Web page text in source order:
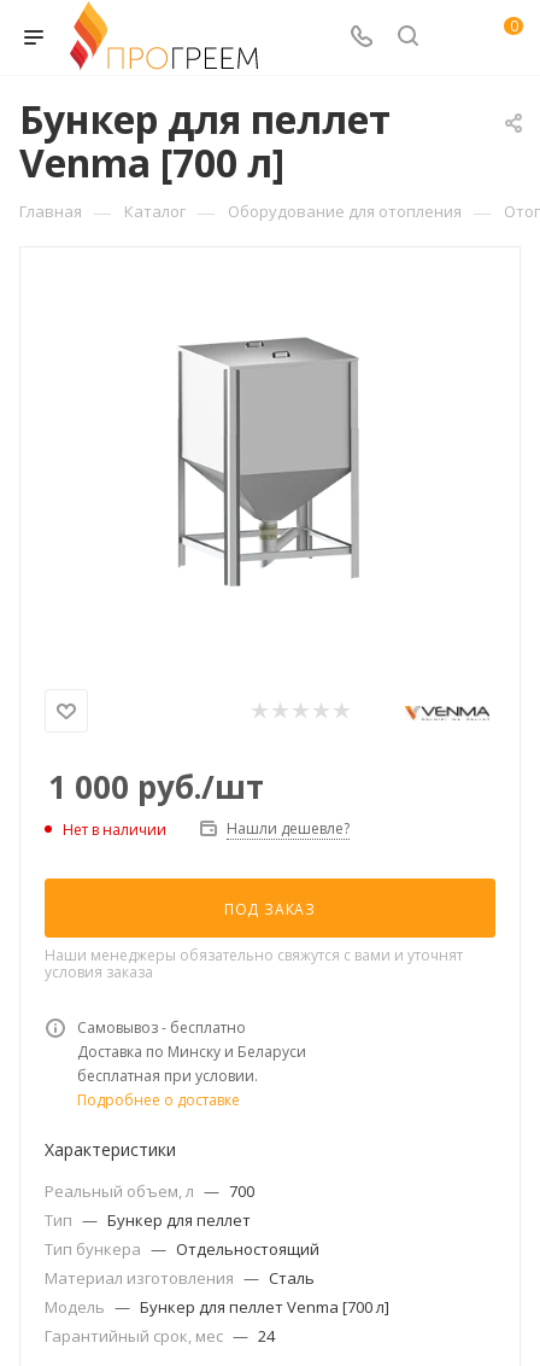
0
Бункер для пеллет
Venma [700 л]
Главная — Каталог — Оборудование для отопления —
1 000 руб./шт
Нет в наличии Нашли дешевле?
ПОД ЗАКАЗ
Наши менеджеры обязательно свяжутся с вами и уточнят
условия заказа
Самовывоз - бесплатно
Доставка по Минску и Беларуси
бесплатная при условии.
Подробнее о доставке
Характеристики
Реальный объем, л — 700
Тип — Бункер для пеллет
Тип бункера — Отдельностоящий
Материал изготовления — Сталь
Модель — Бункер для пеллет Venma [700 л]
Гарантийный срок, мес — 24